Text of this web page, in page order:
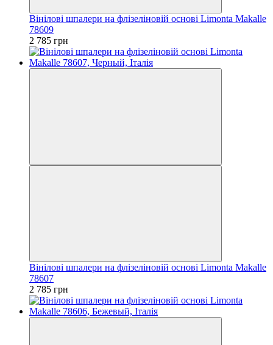
Вінілові шпалери на флізеліновій основі Limonta Makalle
78609
2 785 грн
Вінілові шпалери на флізеліновій основі Limonta Makalle
78607
2 785 грн